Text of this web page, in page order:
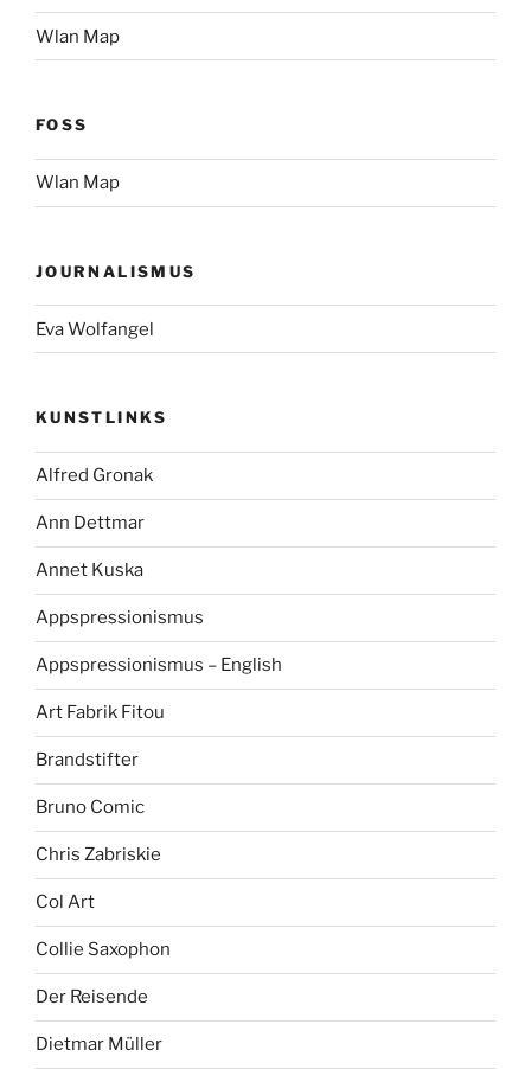
Wlan Map
FOSS
Wlan Map
JOURNALISMUS
Eva Wolfangel
KUNSTLINKS
Alfred Gronak
Ann Dettmar
Annet Kuska
Appspressionismus
Appspressionismus – English
Art Fabrik Fitou
Brandstifter
Bruno Comic
Chris Zabriskie
Col Art
Collie Saxophon
Der Reisende
Dietmar Müller